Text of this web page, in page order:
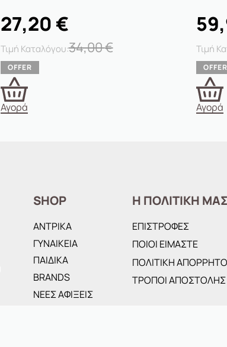
34,00€
27,20 €
Αγορά Αγορά
SHOP
ΑΝΤΡΙΚΑ
ΓΥΝΑΙΚΕΙΑ
ΠΑΙΔΙΚΑ
BRANDS
ΝΕΕΣ ΑΦΙΞΕΙΣ
Η ΠΟΛΙΤΙΚΗ ΜΑΣ
ΕΠΙΣΤΡΟΦΕΣ
ΠΟΙΟΙ ΕΙΜΑΣΤΕ
ΠΟΛΙΤΙΚΗ
ΤΡΟΠΟΙ ΑΠΟΣΤΟΛΗΣ